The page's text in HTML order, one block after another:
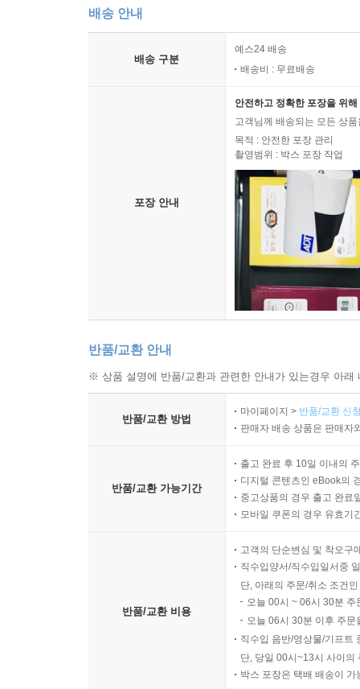
배송 안내
배송 구분
예스24 배송
배송비 : 무료배송
포장 안내
안전하고 정확한 포장을 위
고객님께 배송되는 모든 상
목적 : 안전한 포장 관리
촬영범위 : 박스 포장 작업
반품/교환 안내
※ 상품 설명에 반품/교환과 관련한 안내가 있는경우 아
반품/교환 방법
마이페이지 > 반품/교환 신
판매자 배송 상품은 판매자
반품/교환 가능기간
출고 완료 후 10일 이내의
디지털 콘텐츠인 eBook의
중고상품의 경우 출고 완료
모바일 쿠폰의 경우 유효기
반품/교환 비용
고객의 단순변심 및 착오구
직수입양서/직수입일서중
단, 아래의 주문/취소 조건
오늘 00시 ~ 06시 30분
오늘 06시 30분 이후 주
직수입 음반/영상물/기프트
단, 당일 00시~13시 사이의
박스 포장은 택배 배송이